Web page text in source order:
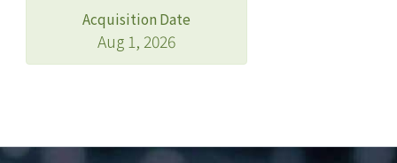
Acquisition Date
Aug 1, 2026